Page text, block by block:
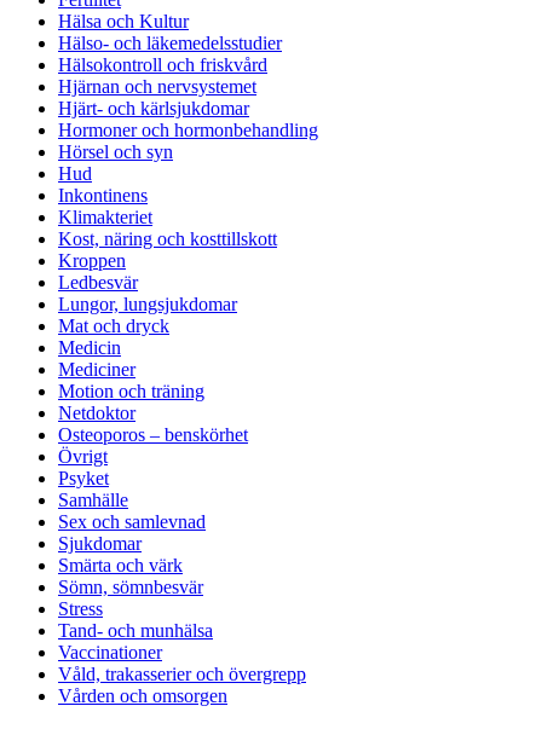
Hälsa och Kultur
Hälso- och läkemedelsstudier
Hälsokontroll och friskvård
Hjärnan och nervsystemet
Hjärt- och kärlsjukdomar
Hormoner och hormonbehandling
Hörsel och syn
Hud
Inkontinens
Klimakteriet
Kost, näring och kosttillskott
Kroppen
Ledbesvär
Lungor, lungsjukdomar
Mat och dryck
Medicin
Mediciner
Motion och träning
Netdoktor
Osteoporos – benskörhet
Övrigt
Psyket
Samhälle
Sex och samlevnad
Sjukdomar
Smärta och värk
Sömn, sömnbesvär
Stress
Tand- och munhälsa
Vaccinationer
Våld, trakasserier och övergrepp
Vården och omsorgen